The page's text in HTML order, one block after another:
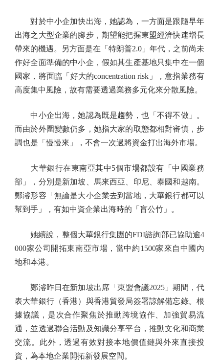
對於中小企加快出海，她認為，一方面是跟隨早年
出海之大型企業的腳步，期望能把握東盟經濟快速增長
帶來的機遇。另方面是在「特朗普2.0」年代，之前尚未
作好全面準備的中小企，假如其生產基地只集中在一個
國家，將面臨「好大的concentration risk」，意指業務有
高度集中風險，故有需要透過業務多元化來分散風險。
中小企出海，她認為既是趨勢，也「不得不做」。
而由於外圍變數仍多，她指大家的取態都相對審慎，步
調也是「慢慢來」，不會一次過將資金打出海外市場。
大華銀行在東南亞其中5個市場都設有「中國業務
部」，分別是新加坡、馬來西亞、印尼、泰國和越南。
鄭濬形容「無論是大小企業去到當地，大華銀行都可以
幫到手」，有如中資企業出海時的「盲公竹」。
她續說，整個大華銀行集團的FDI諮詢部已協助逾4
000家公司開拓東南亞市場，當中約1500家來自中國內
地和本港。
鄭濬昨日在新加坡出席「東盟會議2025」期間，代
表大華銀行（香港）與香港貿發局簽署諒解備忘錄。根
據協議，是次合作聚焦於推動跨境協作、加強貿易流
通，並透過聯合活動及知識分享平台，推動文化和商業
交流。此外，透過有效對接本地價值鏈與外來直接投
資，為本地企業開拓新發展空間。